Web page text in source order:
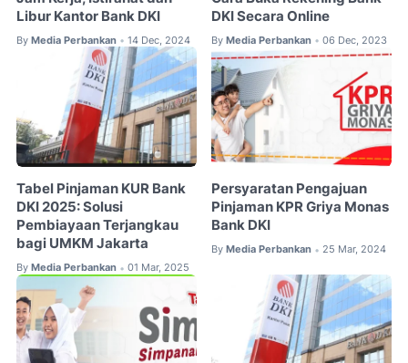
Libur Kantor Bank DKI
By Media Perbankan • 14 Dec, 2024
DKI Secara Online
By Media Perbankan • 06 Dec, 2023
Tabel Pinjaman KUR Bank
DKI 2025: Solusi
Pembiayaan Terjangkau
bagi UMKM Jakarta
By Media Perbankan • 01 Mar, 2025
Persyaratan Pengajuan
Pinjaman KPR Griya Monas
Bank DKI
By Media Perbankan • 25 Mar, 2024